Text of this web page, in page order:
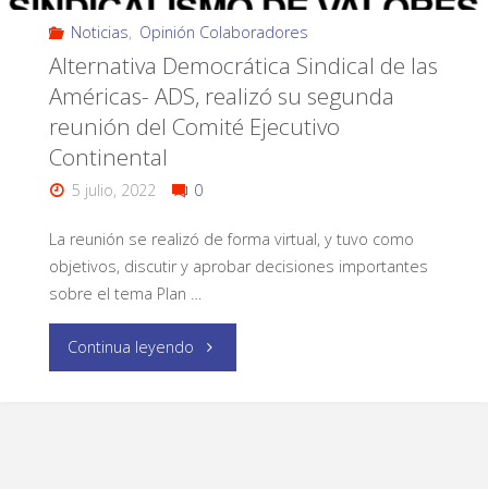
Noticias, Opinión Colaboradores
Alternativa Democrática Sindical de las
Américas- ADS, realizó su segunda
reunión del Comité Ejecutivo
Continental
5 julio, 2022 0
La reunión se realizó de forma virtual, y tuvo como
objetivos, discutir y aprobar decisiones importantes
sobre el tema Plan …
Continua leyendo